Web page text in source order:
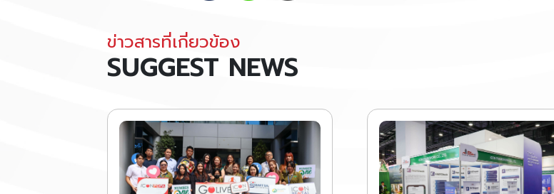
ข่าวสารที่เกี่ยวข้อง
SUGGEST NEWS